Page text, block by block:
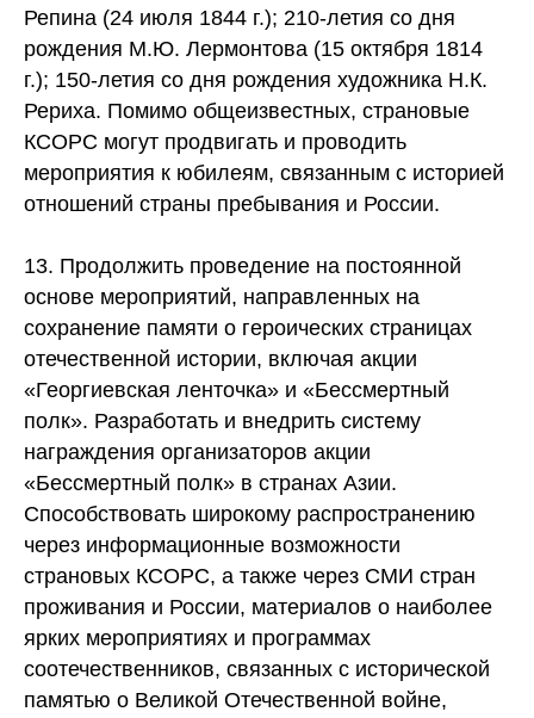
Репина (24 июля 1844 г.); 210-летия со дня
рождения М.Ю. Лермонтова (15 октября 1814
г.); 150-летия со дня рождения художника Н.К.
Рериха. Помимо общеизвестных, страновые
КСОРС могут продвигать и проводить
мероприятия к юбилеям, связанным с историей
отношений страны пребывания и России.
13. Продолжить проведение на постоянной
основе мероприятий, направленных на
сохранение памяти о героических страницах
отечественной истории, включая акции
«Георгиевская ленточка» и «Бессмертный
полк». Разработать и внедрить систему
награждения организаторов акции
«Бессмертный полк» в странах Азии.
Способствовать широкому распространению
через информационные возможности
страновых КСОРС, а также через СМИ стран
проживания и России, материалов о наиболее
ярких мероприятиях и программах
соотечественников, связанных с исторической
памятью о Великой Отечественной войне,